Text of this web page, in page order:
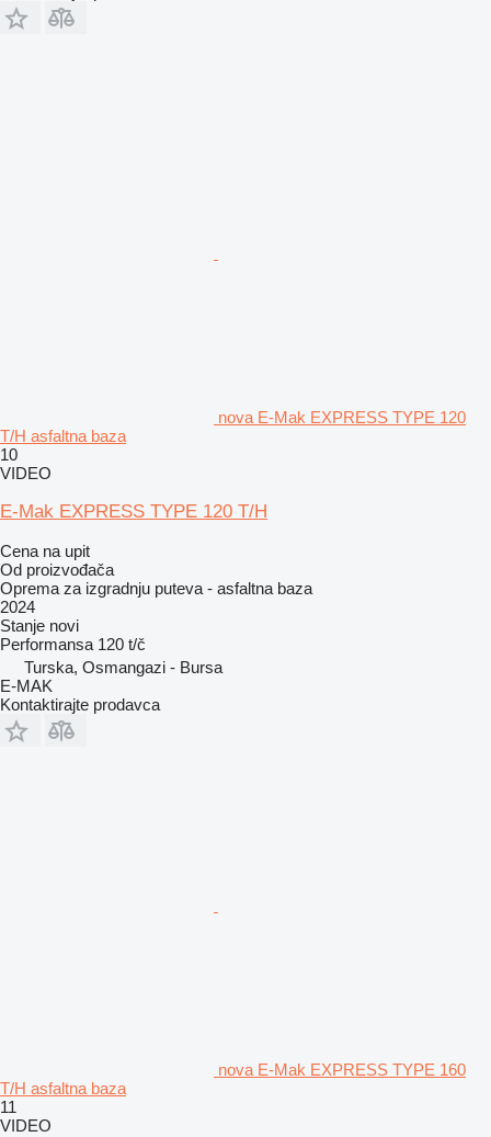
nova E-Mak EXPRESS TYPE 120
T/H asfaltna baza
10
VIDEO
E-Mak EXPRESS TYPE 120 T/H
Cena na upit
Od proizvođača
Oprema za izgradnju puteva - asfaltna baza
2024
Stanje novi
Performansa 120 t/č
Turska, Osmangazi - Bursa
E-MAK
Kontaktirajte prodavca
nova E-Mak EXPRESS TYPE 160
T/H asfaltna baza
11
VIDEO